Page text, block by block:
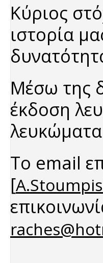
Κύριος
ιστορία
Μέσω της
έκδοση
Το email
[